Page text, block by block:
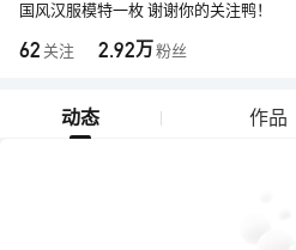
国风汉服模特一枚 谢谢你的关注鸭！
62 关注 2.92万 粉丝
动态 作品